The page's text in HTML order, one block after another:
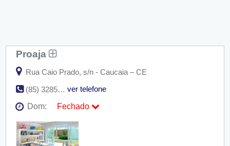
Proaja
Rua Caio Prado, s/n - Caucaia – CE
(85) 3285-2904
ver telefone
Dom:
Fechado
Seg:
09:00 - 18:00
Ter:
09:00 - 18:00
Qua:
09:00 - 18:00